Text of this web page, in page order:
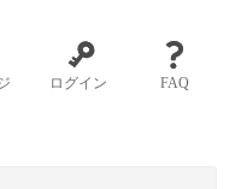
ログイン FAQ